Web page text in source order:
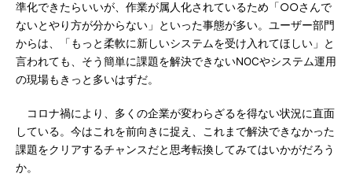
準化できたらいいが、作業が属人化されているため「○○さんで
ないとやり方が分からない」といった事態が多い。ユーザー部門
からは、「もっと柔軟に新しいシステムを受け入れてほしい」と
言われても、そう簡単に課題を解決できないNOCやシステム運用
の現場もきっと多いはずだ。
コロナ禍により、多くの企業が変わらざるを得ない状況に直面
している。今はこれを前向きに捉え、これまで解決できなかった
課題をクリアするチャンスだと思考転換してみてはいかがだろう
か。